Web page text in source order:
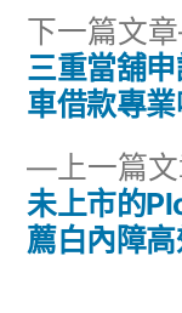
文
導
覽
上一篇
未上市的
薦白內障
下一篇文章
三重當舖
車借款專